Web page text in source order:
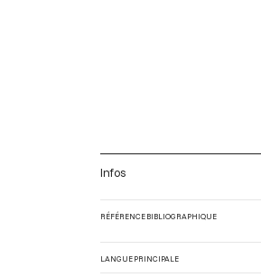
Infos
RÉFÉRENCE BIBLIOGRAPHIQUE
LANGUE PRINCIPALE